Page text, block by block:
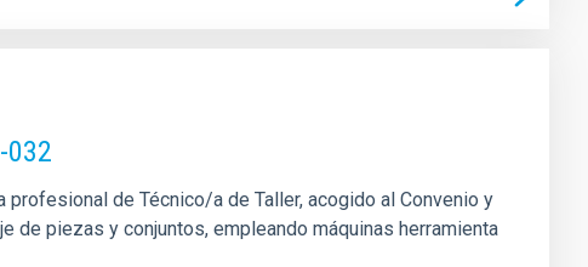
032
de Técnico/a de Taller, acogido al Convenio y
de piezas y conjuntos, empleando máquinas herramienta